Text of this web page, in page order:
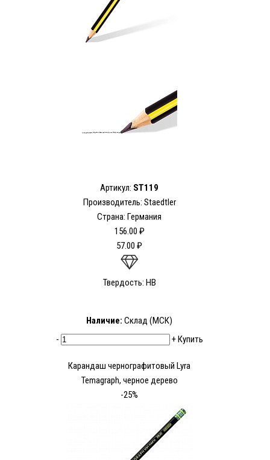
Артикул: ST119
Производитель: Staedtler
Страна: Германия
156.00 ₽
57.00 ₽
Твердость: HB
Наличие: Склад (МСК)
-
+Купить
Карандаш чернографитовый Lyra
Temagraph, черное дерево
-25%